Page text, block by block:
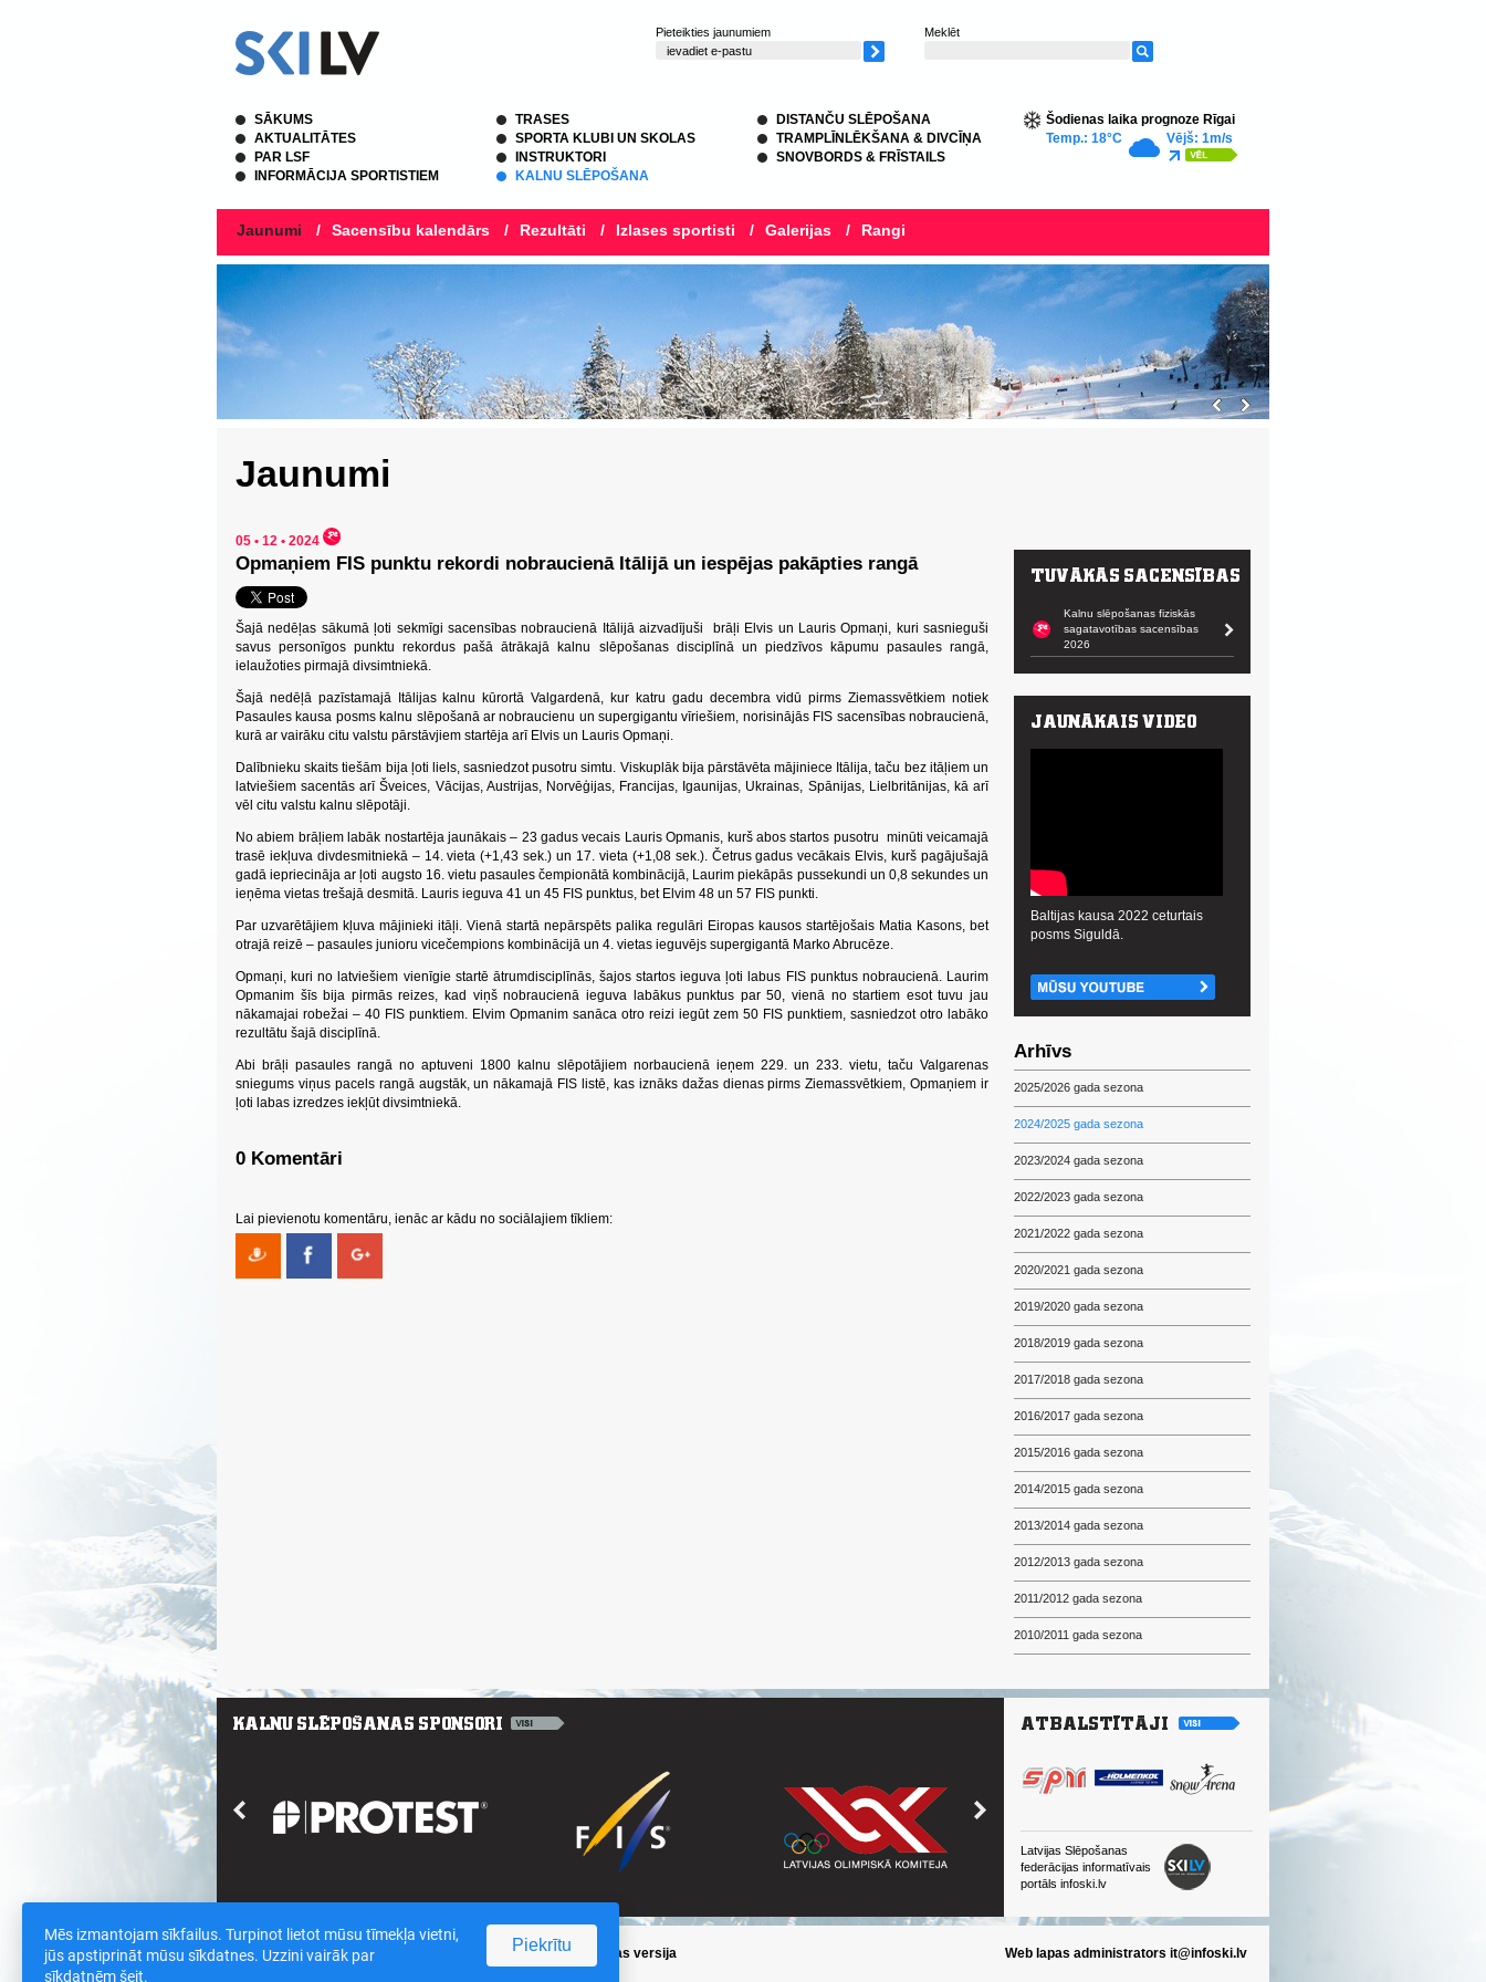
Pieteikties jaunumiem Meklēt
SĀKUMS
AKTUALITĀTES
PAR LSF
INFORMĀCIJA SPORTISTIEM
TRASES
SPORTA KLUBI UN SKOLAS
INSTRUKTORI
KALNU SLĒPOŠANA
DISTANČU SLĒPOŠANA
TRAMPLĪNLĒKŠANA & DIVCĪŅA
SNOVBORDS & FRĪSTAILS
Šodienas laika prognoze Rīgai
Temp.: 18°C
Vējš: 1m/s
Jaunumi / Sacensību kalendārs / Rezultāti / Izlases sportisti / Galerijas / Rangi
Jaunumi
05 • 12 • 2024
Opmaņiem FIS punktu rekordi nobraucienā Itālijā un iespējas pakāpties rangā
Šajā nedēļas sākumā ļoti sekmīgi sacensības nobraucienā Itālijā aizvadījuši brāļi Elvis un Lauris Opmaņi, kuri sasnieguši
savus personīgos punktu rekordus pašā ātrākajā kalnu slēpošanas disciplīnā un piedzīvos kāpumu pasaules rangā,
ielaužoties pirmajā divsimtniekā.
Šajā nedēļā pazīstamajā Itālijas kalnu kūrortā Valgardenā, kur katru gadu decembra vidū pirms Ziemassvētkiem notiek
Pasaules kausa posms kalnu slēpošanā ar nobraucienu un supergigantu vīriešiem, norisinājās FIS sacensības nobraucienā,
kurā ar vairāku citu valstu pārstāvjiem startēja arī Elvis un Lauris Opmaņi.
Dalībnieku skaits tiešām bija ļoti liels, sasniedzot pusotru simtu. Viskuplāk bija pārstāvēta mājiniece Itālija, taču bez itāļiem un
latviešiem sacentās arī Šveices, Vācijas, Austrijas, Norvēģijas, Francijas, Igaunijas, Ukrainas, Spānijas, Lielbritānijas, kā arī
vēl citu valstu kalnu slēpotāji.
No abiem brāļiem labāk nostartēja jaunākais – 23 gadus vecais Lauris Opmanis, kurš abos startos pusotru minūti veicamajā
trasē iekļuva divdesmitniekā – 14. vieta (+1,43 sek.) un 17. vieta (+1,08 sek.). Četrus gadus vecākais Elvis, kurš pagājušajā
gadā iepriecināja ar ļoti augsto 16. vietu pasaules čempionātā kombinācijā, Laurim piekāpās pussekundi un 0,8 sekundes un
ieņēma vietas trešajā desmitā. Lauris ieguva 41 un 45 FIS punktus, bet Elvim 48 un 57 FIS punkti.
Par uzvarētājiem kļuva mājinieki itāļi. Vienā startā nepārspēts palika regulāri Eiropas kausos startējošais Matia Kasons, bet
otrajā reizē – pasaules junioru vicečempions kombinācijā un 4. vietas ieguvējs supergigantā Marko Abrucēze.
Opmaņi, kuri no latviešiem vienīgie startē ātrumdisciplīnās, šajos startos ieguva ļoti labus FIS punktus nobraucienā. Laurim
Opmanim šīs bija pirmās reizes, kad viņš nobraucienā ieguva labākus punktus par 50, vienā no startiem esot tuvu jau
nākamajai robežai – 40 FIS punktiem. Elvim Opmanim sanāca otro reizi iegūt zem 50 FIS punktiem, sasniedzot otro labāko
rezultātu šajā disciplīnā.
Abi brāļi pasaules rangā no aptuveni 1800 kalnu slēpotājiem norbaucienā ieņem 229. un 233. vietu, taču Valgarenas
sniegums viņus pacels rangā augstāk, un nākamajā FIS listē, kas iznāks dažas dienas pirms Ziemassvētkiem, Opmaņiem ir
ļoti labas izredzes iekļūt divsimtniekā.
0 Komentāri
Lai pievienotu komentāru, ienāc ar kādu no sociālajiem tīkliem:
Kalnu slēpošanas fiziskās
sagatavotības sacensības
2026
Baltijas kausa 2022 ceturtais
posms Siguldā.
Arhīvs
2025/2026 gada sezona
2024/2025 gada sezona
2023/2024 gada sezona
2022/2023 gada sezona
2021/2022 gada sezona
2020/2021 gada sezona
2019/2020 gada sezona
2018/2019 gada sezona
2017/2018 gada sezona
2016/2017 gada sezona
2015/2016 gada sezona
2014/2015 gada sezona
2013/2014 gada sezona
2012/2013 gada sezona
2011/2012 gada sezona
2010/2011 gada sezona
Latvijas Slēpošanas
federācijas informatīvais
portāls infoski.lv
Saites / Sīkdatnes un datu drošības politika / Iepriekšējā lapas versija Web lapas administrators it@infoski.lv
Mēs izmantojam sīkfailus. Turpinot lietot mūsu tīmekļa vietni,
jūs apstiprināt mūsu sīkdatnes. Uzzini vairāk par
sīkdatnēmšeit.
Piekrītu